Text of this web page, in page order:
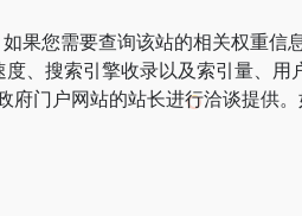
如果您需要查询该站的相关权重信
、搜索引擎收录以及索引量、用
门户网站的站长进行洽谈提供